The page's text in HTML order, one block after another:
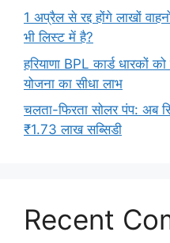
1 अप्रैल से रद्द होंगे लाखों
भी लिस्ट में है?
हरियाणा BPL कार्ड धारकों
योजना का सीधा लाभ
चलता-फिरता सोलर पंप: अब
₹1.73 लाख सब्सिडी
Recent